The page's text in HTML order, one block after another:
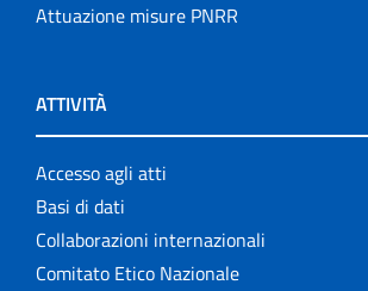
Attuazione misure PNRR
ATTIVITÀ
Accesso agli atti
Basi di dati
Collaborazioni internazionali
Comitato Etico Nazionale